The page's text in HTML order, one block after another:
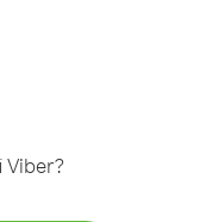
Viber?